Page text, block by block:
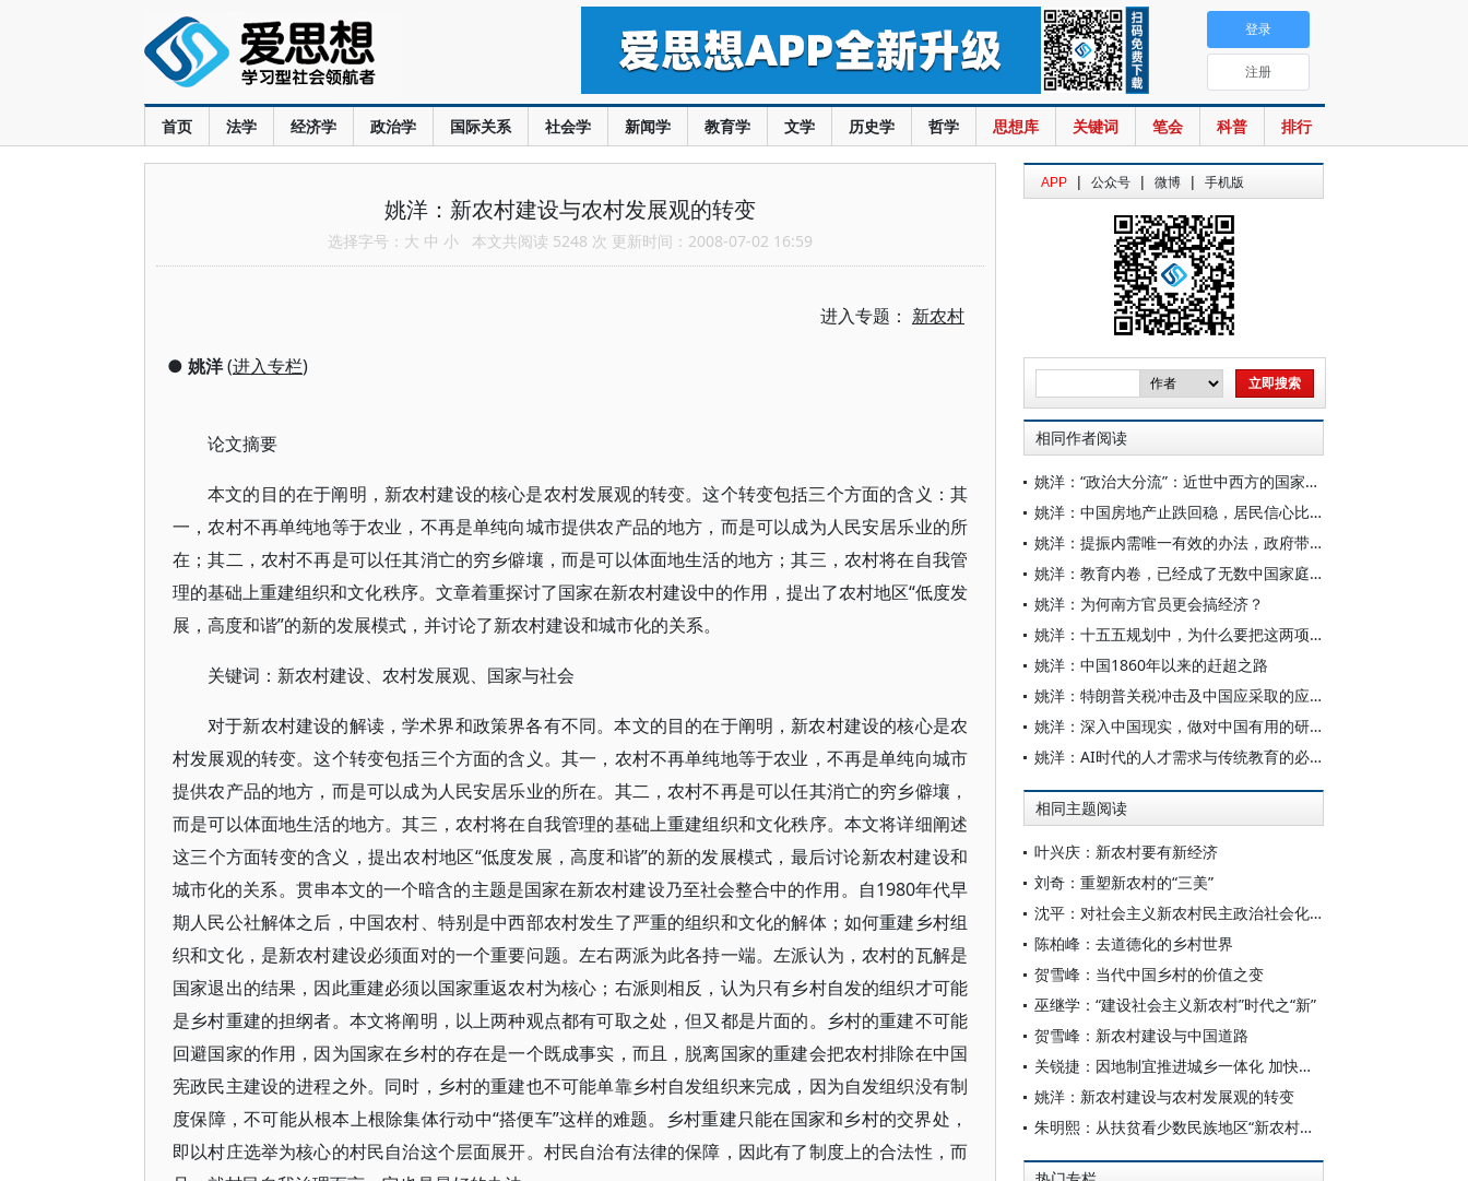
首页 法学 经济学 政治学 国际关系 社会学 新闻学 教育学 文学 历史学 哲学 思想库 关键词 笔会 科普 排行
登录
注册
姚洋：新农村建设与农村发展观的转变
选择字号： 大 中 小 本文共阅读 5248 次 更新时间：2008-07-02 16:59
进入专题： 新农村
● 姚洋(进入专栏)
论文摘要
本文的目的在于阐明，新农村建设的核心是农村发展观的转变。这个转变包括三个方面的含义：其
一，农村不再单纯地等于农业，不再是单纯向城市提供农产品的地方，而是可以成为人民安居乐业的所
在；其二，农村不再是可以任其消亡的穷乡僻壤，而是可以体面地生活的地方；其三，农村将在自我管
理的基础上重建组织和文化秩序。文章着重探讨了国家在新农村建设中的作用，提出了农村地区“低度发
展，高度和谐”的新的发展模式，并讨论了新农村建设和城市化的关系。
关键词：新农村建设、农村发展观、国家与社会
对于新农村建设的解读，学术界和政策界各有不同。本文的目的在于阐明，新农村建设的核心是农
村发展观的转变。这个转变包括三个方面的含义。其一，农村不再单纯地等于农业，不再是单纯向城市
提供农产品的地方，而是可以成为人民安居乐业的所在。其二，农村不再是可以任其消亡的穷乡僻壤，
而是可以体面地生活的地方。其三，农村将在自我管理的基础上重建组织和文化秩序。本文将详细阐述
这三个方面转变的含义，提出农村地区“低度发展，高度和谐”的新的发展模式，最后讨论新农村建设和
城市化的关系。贯串本文的一个暗含的主题是国家在新农村建设乃至社会整合中的作用。自1980年代早
期人民公社解体之后，中国农村、特别是中西部农村发生了严重的组织和文化的解体；如何重建乡村组
织和文化，是新农村建设必须面对的一个重要问题。左右两派为此各持一端。左派认为，农村的瓦解是
国家退出的结果，因此重建必须以国家重返农村为核心；右派则相反，认为只有乡村自发的组织才可能
是乡村重建的担纲者。本文将阐明，以上两种观点都有可取之处，但又都是片面的。乡村的重建不可能
回避国家的作用，因为国家在乡村的存在是一个既成事实，而且，脱离国家的重建会把农村排除在中国
宪政民主建设的进程之外。同时，乡村的重建也不可能单靠乡村自发组织来完成，因为自发组织没有制
度保障，不可能从根本上根除集体行动中“搭便车”这样的难题。乡村重建只能在国家和乡村的交界处，
即以村庄选举为核心的村民自治这个层面展开。村民自治有法律的保障，因此有了制度上的合法性，而
APP | 公众号 | 微博 | 手机版
相同作者阅读
姚洋：“政治大分流”：近世中西方的国家与社会关系
姚洋：中国房地产止跌回稳，居民信心比政策更重要？
姚洋：提振内需唯一有效的办法，政府带头花钱
姚洋：教育内卷，已经成了无数中国家庭心头的痛
姚洋：为何南方官员更会搞经济？
姚洋：十五五规划中，为什么要把这两项放在首要位置？
姚洋：中国1860年以来的赶超之路
姚洋：特朗普关税冲击及中国应采取的应对手段
姚洋：深入中国现实，做对中国有用的研究
姚洋：AI时代的人才需求与传统教育的必要改革
相同主题阅读
叶兴庆：新农村要有新经济
刘奇：重塑新农村的“三美”
沈平：对社会主义新农村民主政治社会化问题的思考
陈柏峰：去道德化的乡村世界
贺雪峰：当代中国乡村的价值之变
巫继学：“建设社会主义新农村”时代之“新”
贺雪峰：新农村建设与中国道路
关锐捷：因地制宜推进城乡一体化 加快社会主义新农村建设
姚洋：新农村建设与农村发展观的转变
朱明熙：从扶贫看少数民族地区“新农村建设”的艰巨性和复杂性